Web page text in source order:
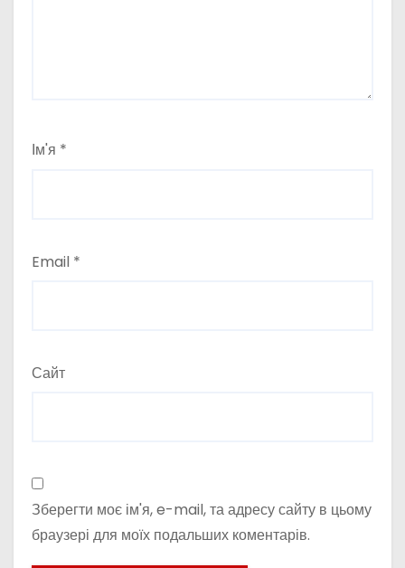
Ім'я *
Email *
Сайт
Зберегти моє ім'я, e-mail, та адресу сайту в цьому
браузері для моїх подальших коментарів.